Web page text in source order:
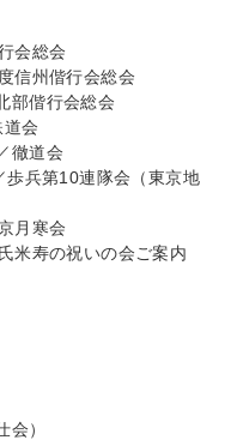
会総会
信州偕行会総会
部偕行会総会
会
徹道会
兵第10連隊会（東京地
月寒会
米寿の祝いの会ご案内
）